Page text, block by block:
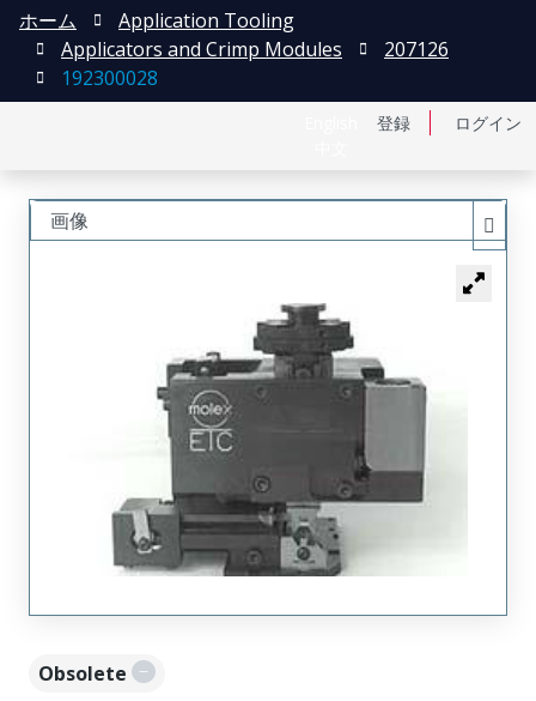
登録 ログイン
ホーム
Application Tooling
Applicators and Crimp Modules
207126
192300028
Obsolete
画像